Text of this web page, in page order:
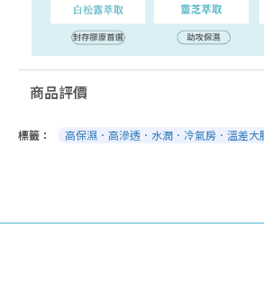
商品評價
標籤： 高保濕．高滲透．水潤．冷氣房．溫差大